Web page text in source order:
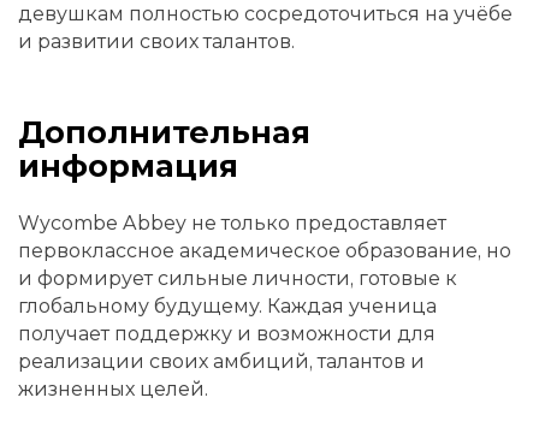
девушкам полностью сосредоточиться на учёбе
и развитии своих талантов.
Дополнительная
информация
Wycombe Abbey не только предоставляет
первоклассное академическое образование, но
и формирует сильные личности, готовые к
глобальному будущему. Каждая ученица
получает поддержку и возможности для
реализации своих амбиций, талантов и
жизненных целей.